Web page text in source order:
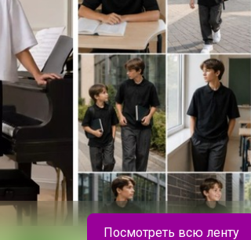
629р
Фольга 29см*100м
прочная Горница
Посмотреть всю ленту